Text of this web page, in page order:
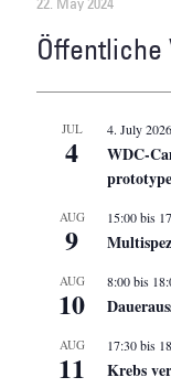
Öffentliche
JUL
4
4. July 2026
WDC-
AUG
9
15:00bis
AUG
10
8:00bis
AUG
11
17:30bis
Krebs